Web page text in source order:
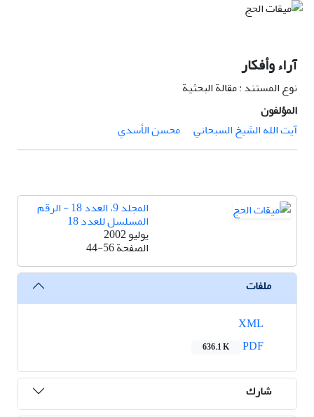
آراء وأفکار
نوع المستند : مقالة البحثية
المؤلفون
آيت الله الشيخ السبحاني
محسن الأسدي
المجلد 9، العدد 18 - الرقم
المسلسل للعدد 18
يوليو 2002
الصفحة44-56
ملفات
636.1 K
شارك